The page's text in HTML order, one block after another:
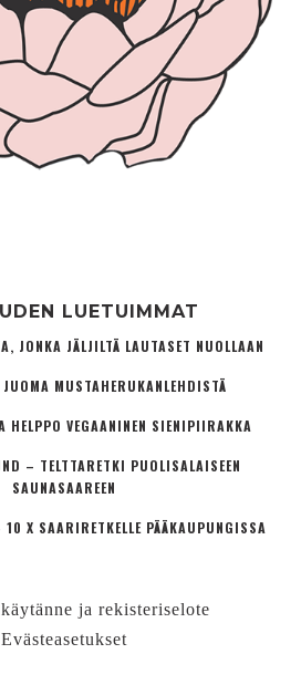
LUETUIMMAT
JONKA JÄLJILTÄ LAUTASET NUOLLAAN
MUSTAHERUKANLEHDISTÄ
HELPPO VEGAANINEN SIENIPIIRAKKA
– TELTTARETKI PUOLISALAISEEN
SAUNASAAREEN
X SAARIRETKELLE PÄÄKAUPUNGISSA
ja rekisteriselote
Evästeasetukset